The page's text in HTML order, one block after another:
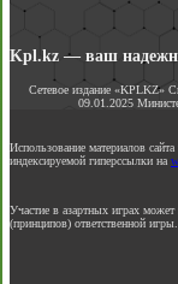
Kpl.kz — ваш
Сетевое издание «KPLKZ»
09.01.2025
Использование материалов
индексируемой гиперссылки на
Участие в азартных играх
(принципов) ответственной игры.